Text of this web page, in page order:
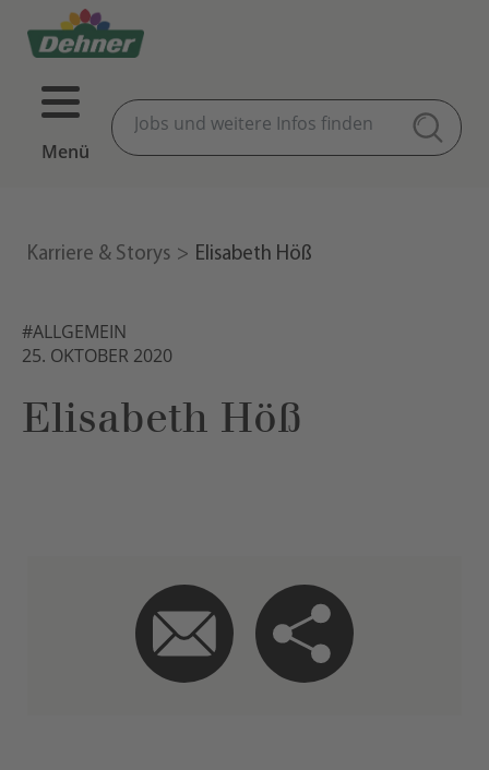
Menü
Karriere & Storys Elisabeth Höß
#ALLGEMEIN
25. OKTOBER 2020
Elisabeth Höß